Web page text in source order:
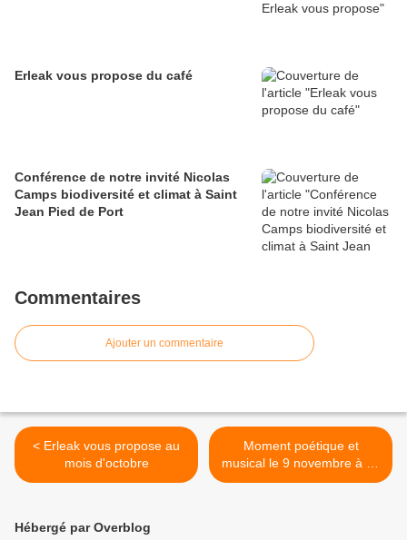
Erleak vous propose du café
Conférence de notre invité Nicolas
Camps biodiversité et climat à Saint
Jean Pied de Port
Commentaires
Ajouter un commentaire
< Erleak vous propose au
mois d'octobre
Moment poétique et
musical le 9 novembre à 17
h : "Le cri des femmes
Hébergé par Overblog